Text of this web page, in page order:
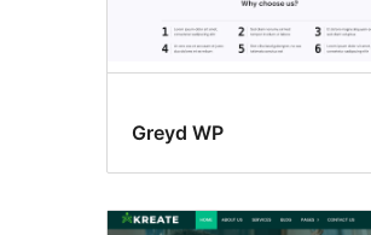
Greyd WP